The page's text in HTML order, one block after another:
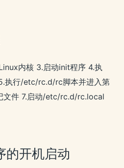
内核 3.启动init程序 4.执
行/etc/rc.d/rc脚本并进入第
文件 7.启动/etc/rc.d/rc.local
的开机启动